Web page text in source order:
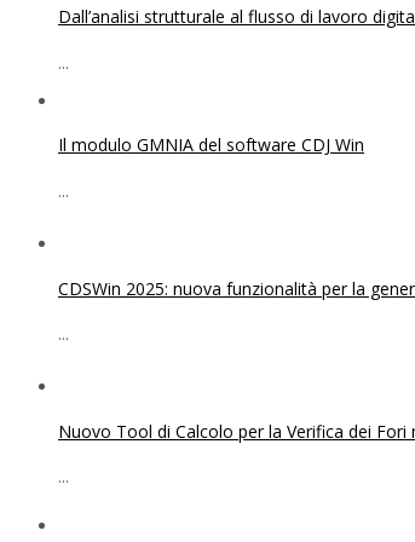
Dall’analisi strutturale al flusso di lavoro
...
Il modulo GMNIA del software CDJ Win
...
CDSWin 2025: nuova funzionalità per la
...
Nuovo Tool di Calcolo per la Verifica dei
...